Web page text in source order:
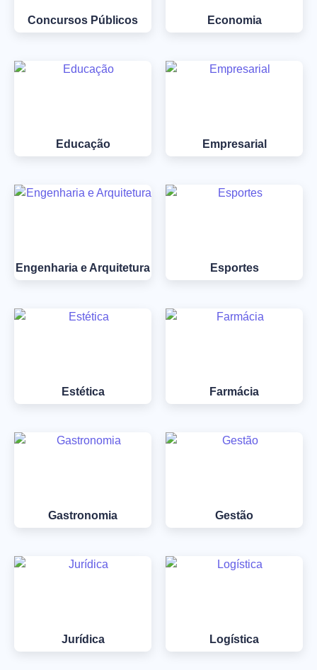
Concursos Públicos Economia
Educação Empresarial
Engenharia e Arquitetura Esportes
Estética Farmácia
Gastronomia Gestão
Jurídica Logística